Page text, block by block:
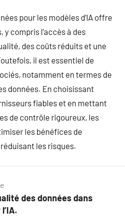
pour les modèles d’IA offre
y compris l’accès à des
des coûts réduits et une
il est essentiel de
notamment en termes de
données. En choisissant
fiables et en mettant
de contrôle rigoureux, les
les bénéfices de
les risques.
des données dans